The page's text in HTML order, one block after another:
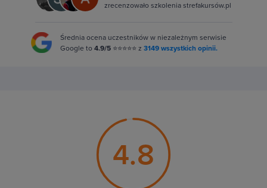
zrecenzowało szkolenia strefakursów.pl
Średnia ocena uczestników w niezależnym serwisie
Google to 4.9/5 ⭐⭐⭐⭐⭐ z 3149 wszystkich opinii.
4.8